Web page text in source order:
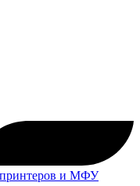
принтеров и МФУ